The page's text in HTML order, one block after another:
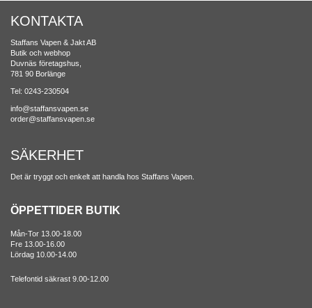
KONTAKTA
Staffans Vapen & Jakt AB
Butik och webhop
Duvnäs företagshus,
781 90 Borlänge
Tel: 0243-230504
info@staffansvapen.se
order@staffansvapen.se
SÄKERHET
Det är tryggt och enkelt att handla hos Staffans Vapen.
ÖPPETTIDER BUTIK
Mån-Tor 13.00-18.00
Fre 13.00-16.00
Lördag 10.00-14.00
Telefontid säkrast 9.00-12.00